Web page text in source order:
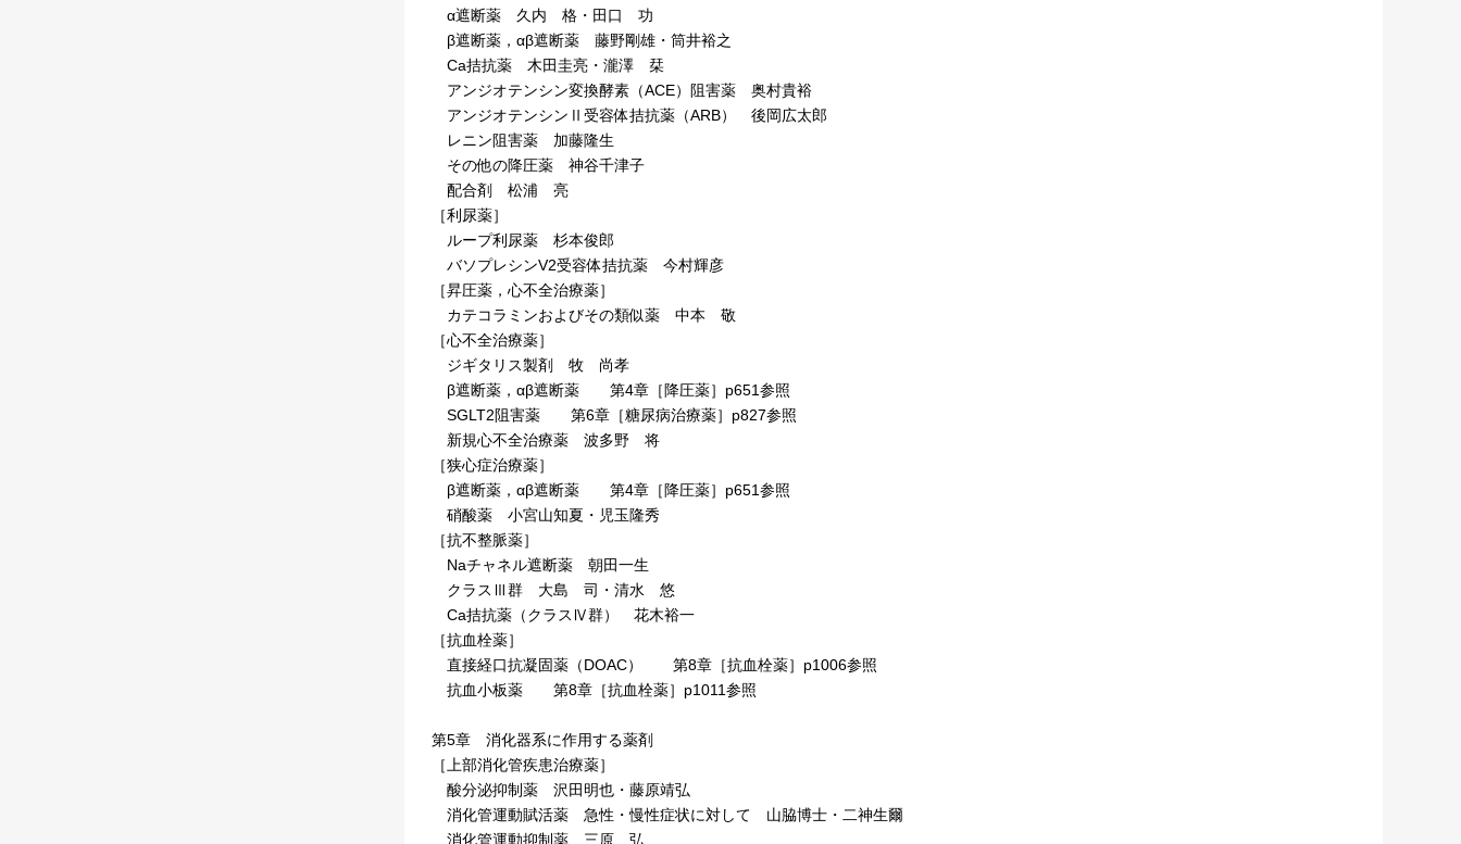
α遮断薬 久内 格・田口 功
β遮断薬，αβ遮断薬 藤野剛雄・筒井裕之
Ca拮抗薬 木田圭亮・瀧澤 栞
アンジオテンシン変換酵素（ACE）阻害薬 奥村貴裕
アンジオテンシンⅡ受容体拮抗薬（ARB） 後岡広太郎
レニン阻害薬 加藤隆生
その他の降圧薬 神谷千津子
配合剤 松浦 亮
［利尿薬］
ループ利尿薬 杉本俊郎
バソプレシンV2受容体拮抗薬 今村輝彦
［昇圧薬，心不全治療薬］
カテコラミンおよびその類似薬 中本 敬
［心不全治療薬］
ジギタリス製剤 牧 尚孝
β遮断薬，αβ遮断薬 第4章［降圧薬］p651参照
SGLT2阻害薬 第6章［糖尿病治療薬］p827参照
新規心不全治療薬 波多野 将
［狭心症治療薬］
β遮断薬，αβ遮断薬 第4章［降圧薬］p651参照
硝酸薬 小宮山知夏・児玉隆秀
［抗不整脈薬］
Naチャネル遮断薬 朝田一生
クラスⅢ群 大島 司・清水 悠
Ca拮抗薬（クラスⅣ群） 花木裕一
［抗血栓薬］
直接経口抗凝固薬（DOAC） 第8章［抗血栓薬］p1006参照
抗血小板薬 第8章［抗血栓薬］p1011参照
第5章 消化器系に作用する薬剤
［上部消化管疾患治療薬］
酸分泌抑制薬 沢田明也・藤原靖弘
消化管運動賦活薬 急性・慢性症状に対して 山脇博士・二神生爾
消化管運動抑制薬 三原 弘